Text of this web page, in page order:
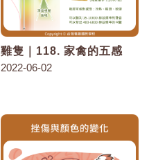
雞隻｜118. 家禽的五感
2022-06-02